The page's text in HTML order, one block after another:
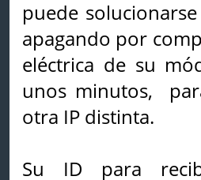
puede
apagando por
eléctrica de su
unos minutos,
otra IP distinta.
Su ID para